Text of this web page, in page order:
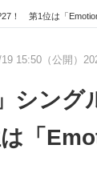
！ 第1位は「Emotions
15:50（公開）
シング
「